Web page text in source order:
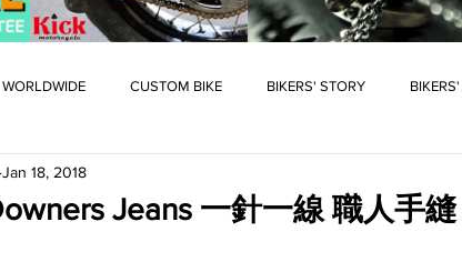
WORLDWIDE CUSTOM BIKE BIKERS' STORY
Jeans 一針一線 職人手縫
Jan 18, 2018